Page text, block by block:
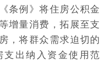
条例》将住房公积金
增量消费，拓展至支
，将群众需求迫切的
出纳入资金使用范